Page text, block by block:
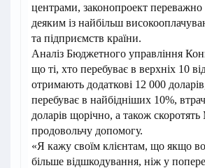
центрами, законопроект переважно
деяким із найбільш
та підприємств країни.
Аналіз Бюджетного управління
що ті, хто перебуває в верхніх 10
отримають додаткові 12 000
перебуває в найбідніших 10%,
доларів щорічно, а також скоротять
продовольчу допомогу.
«Я кажу своїм клієнтам, що якщо
більше відшкодування, ніж у